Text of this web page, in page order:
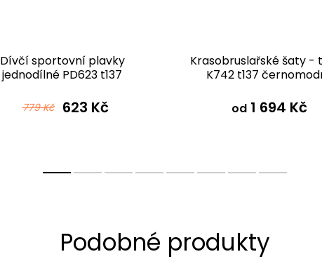
Dívčí sportovní plavky
jednodílné PD623 t137
779 Kč 623 Kč
Krasobruslařské šaty -
K742 t137
od1 694 Kč